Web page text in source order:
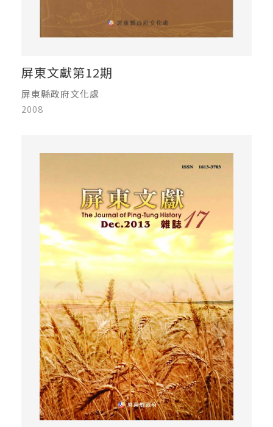
屏東文獻第12期
屏東縣政府文化處
2008